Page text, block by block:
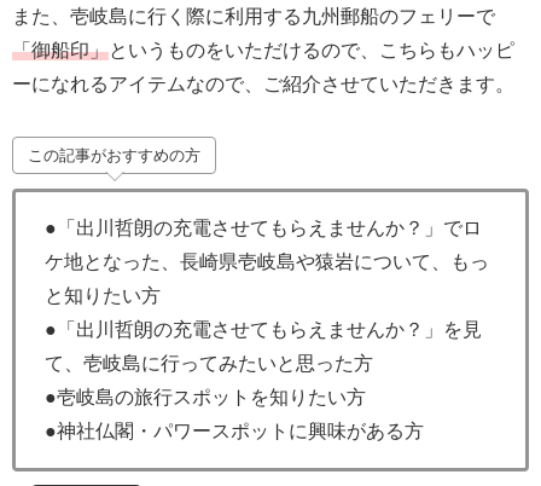
また、壱岐島に行く際に利用する九州郵船のフェリーで
「御船印」というものをいただけるので、こちらもハッピ
ーになれるアイテムなので、ご紹介させていただきます。
この記事がおすすめの方
●「出川哲朗の充電させてもらえませんか？」でロ
ケ地となった、長崎県壱岐島や猿岩について、もっ
と知りたい方
●「出川哲朗の充電させてもらえませんか？」を見
て、壱岐島に行ってみたいと思った方
●壱岐島の旅行スポットを知りたい方
●神社仏閣・パワースポットに興味がある方